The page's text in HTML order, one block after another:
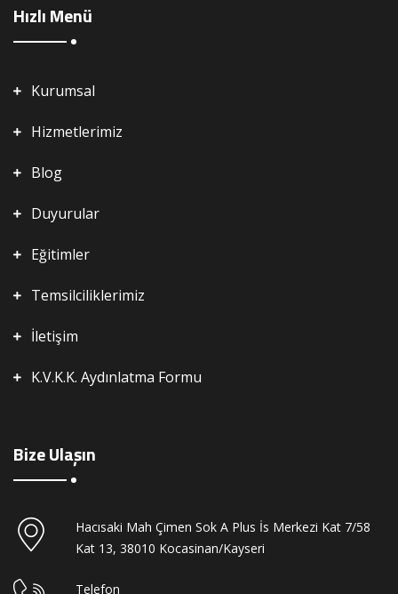
Hızlı Menü
Kurumsal
Hizmetlerimiz
Blog
Duyurular
Eğitimler
Temsilciliklerimiz
İletişim
K.V.K.K. Aydınlatma Formu
Bize Ulaşın
Hacısaki Mah Çimen Sok A Plus İs Merkezi Kat 7/58
Kat 13, 38010 Kocasinan/Kayseri
Telefon